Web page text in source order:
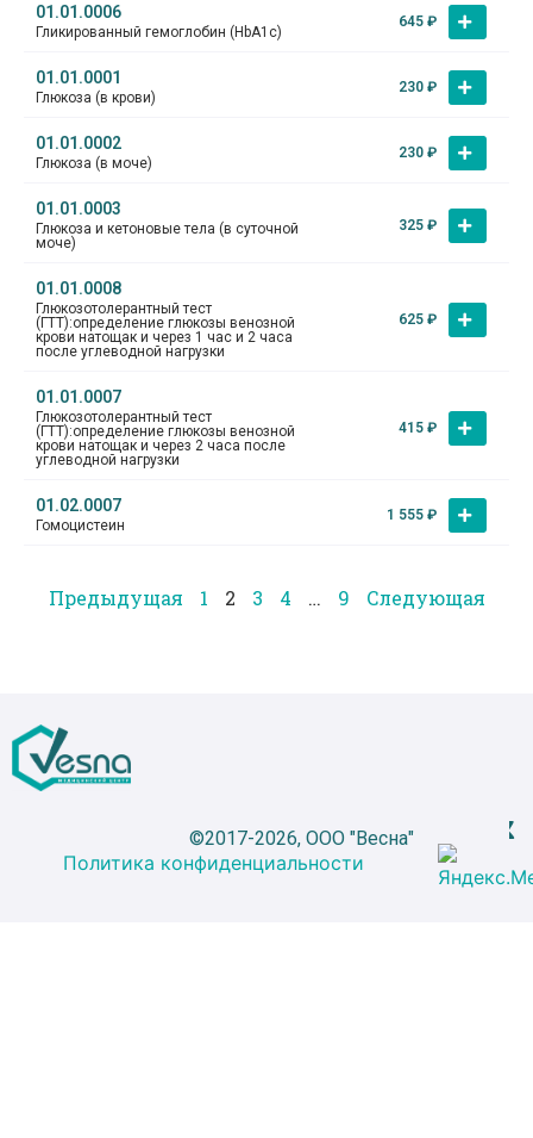
01.01.0006
Гликированный гемоглобин (HbA1c)
645 ₽
01.01.0001
Глюкоза (в крови)
230 ₽
01.01.0002
Глюкоза (в моче)
230 ₽
01.01.0003
Глюкоза и кетоновые тела (в суточной
моче)
325 ₽
01.01.0008
Глюкозотолерантный тест
(ГТТ):определение глюкозы венозной
крови натощак и через 1 час и 2 часа
после углеводной нагрузки
625 ₽
01.01.0007
Глюкозотолерантный тест
(ГТТ):определение глюкозы венозной
крови натощак и через 2 часа после
углеводной нагрузки
415 ₽
01.02.0007
Гомоцистеин
1 555 ₽
Предыдущая 1 2 3 4 … 9 Следующая
©2017-2026, ООО "Весна"
Политика конфиденциальности